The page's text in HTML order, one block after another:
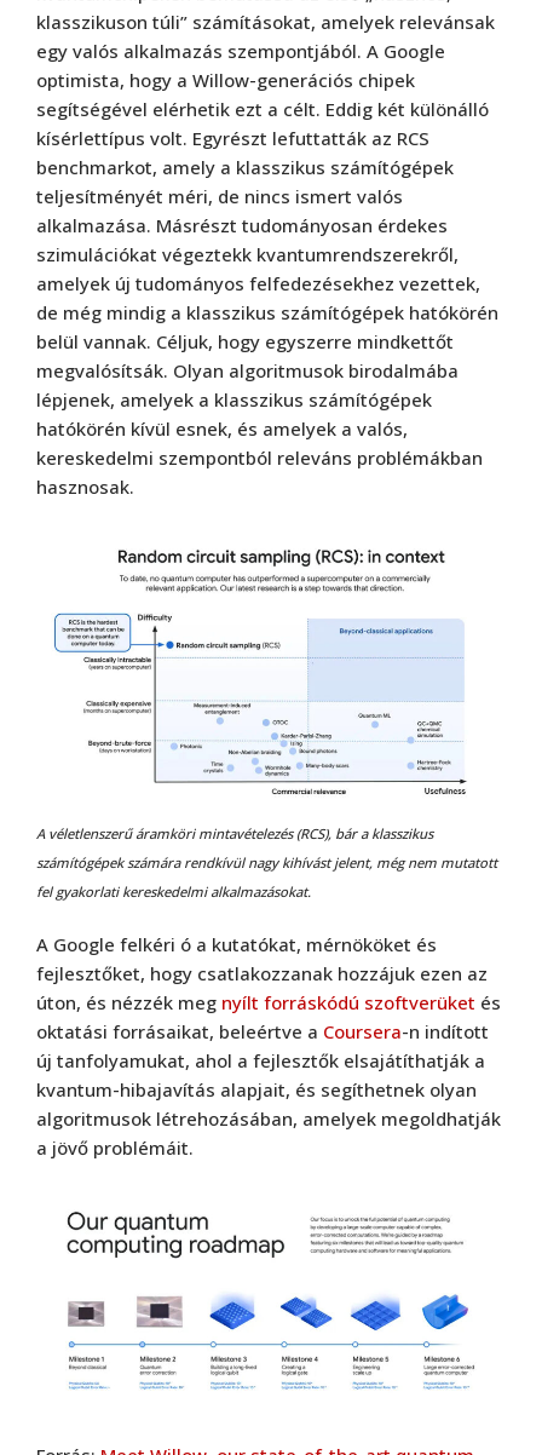
klasszikuson túli” számításokat, amelyek relevánsak
egy valós alkalmazás szempontjából. A Google
optimista, hogy a Willow-generációs chipek
segítségével elérhetik ezt a célt. Eddig két különálló
kísérlettípus volt. Egyrészt lefuttatták az RCS
benchmarkot, amely a klasszikus számítógépek
teljesítményét méri, de nincs ismert valós
alkalmazása. Másrészt tudományosan érdekes
szimulációkat végeztekk kvantumrendszerekről,
amelyek új tudományos felfedezésekhez vezettek,
de még mindig a klasszikus számítógépek hatókörén
belül vannak. Céljuk, hogy egyszerre mindkettőt
megvalósítsák. Olyan algoritmusok birodalmába
lépjenek, amelyek a klasszikus számítógépek
hatókörén kívül esnek, és amelyek a valós,
kereskedelmi szempontból releváns problémákban
hasznosak.
A véletlenszerű áramköri mintavételezés (RCS), bár a klasszikus
számítógépek számára rendkívül nagy kihívást jelent, még nem mutatott
fel gyakorlati kereskedelmi alkalmazásokat.
A Google felkéri ó a kutatókat, mérnököket és
fejlesztőket, hogy csatlakozzanak hozzájuk ezen az
úton, és nézzék meg nyílt forráskódú szoftverüket és
oktatási forrásaikat, beleértve a Coursera-n indított
új tanfolyamukat, ahol a fejlesztők elsajátíthatják a
kvantum-hibajavítás alapjait, és segíthetnek olyan
algoritmusok létrehozásában, amelyek megoldhatják
a jövő problémáit.